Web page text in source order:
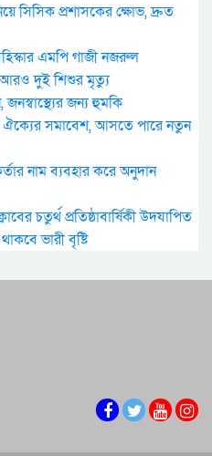
সিসিক প্রশাসকের ক্ষোভ, দ্রুত
এমপি গাজী নজরুল
আরও দুই শিশুর মৃত্যু
জনস্বাস্থ্যের জন্য হুমকি
সমাবেশ, আসতে পারে নতুন
নাম ব্যবহার করে অনুদান
চতুর্থ প্রতিষ্ঠাবার্ষিকী উদযাপিত
ভারী বৃষ্টি